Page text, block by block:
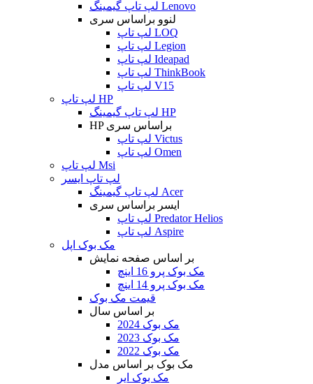
لپ تاپ گیمینگ Lenovo
لنوو براساس سری
لپ تاپ LOQ
لپ تاپ Legion
لپ تاپ Ideapad
لپ تاپ ThinkBook
لپ تاپ V15
لپ تاپ HP
لپ تاپ گیمینگ HP
HP براساس سری
لپ تاپ Victus
لپ تاپ Omen
لپ تاپ Msi
لپ تاپ ایسر
لپ تاپ گیمینگ Acer
ایسر براساس سری
لپ تاپ Predator Helios
لپ تاپ Aspire
مک بوک اپل
بر اساس صفحه نمایش
مک بوک پرو 16 اینچ
مک بوک پرو 14 اینچ
قیمت مک بوک
بر اساس سال
مک بوک 2024
مک بوک 2023
مک بوک 2022
مک بوک بر اساس مدل
مک بوک ایر